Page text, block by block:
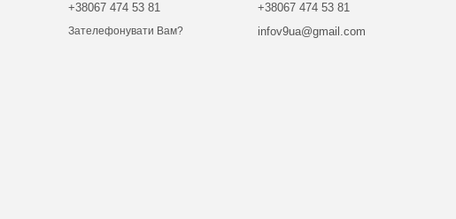
+38067 474 53 81
Зателефонувати Вам?
+38067 474 53 81
infov9ua@gmail.com